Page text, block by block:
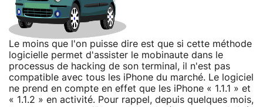
Le moins que l'on puisse dire est que si cette méthode
logicielle permet d'assister le mobinaute dans le
processus de hacking de son terminal, il n'est pas
compatible avec tous les iPhone du marché. Le logiciel
ne prend en compte en effet que les iPhone « 1.1.1 » et
« 1.1.2 » en activité. Pour rappel, depuis quelques mois,